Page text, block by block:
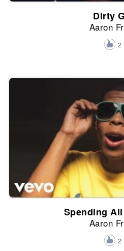
Dirty
Aaron
2
Spending
Aaron
2